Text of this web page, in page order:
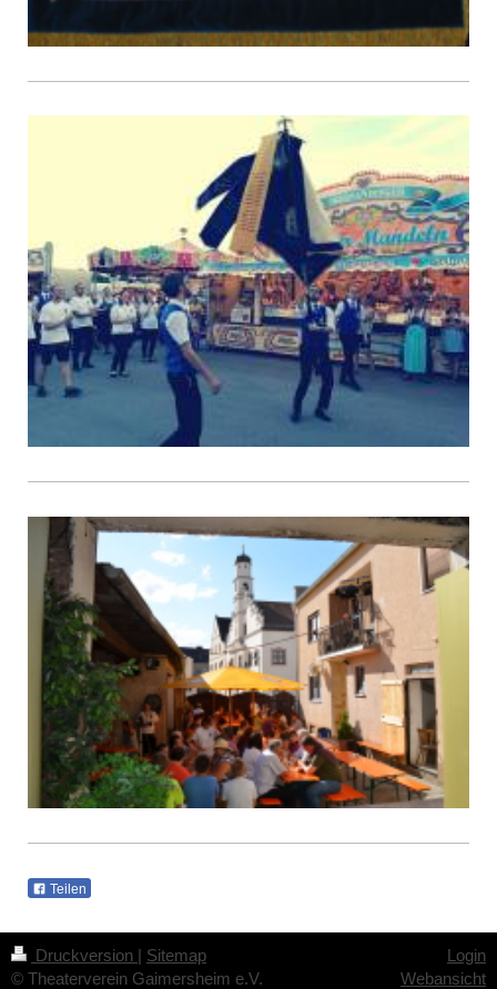
Teilen
Druckversion | Sitemap
© Theaterverein Gaimersheim e.V.
Login
Webansicht